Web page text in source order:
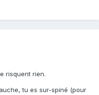
risquent rien.
tu es sur-spiné (pour